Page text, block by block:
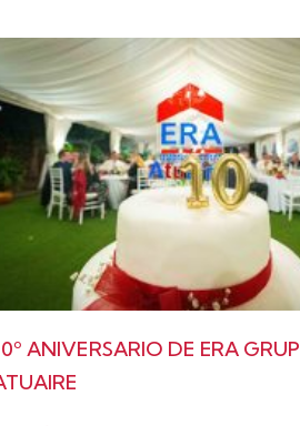
ANIVERSARIO DE ERA